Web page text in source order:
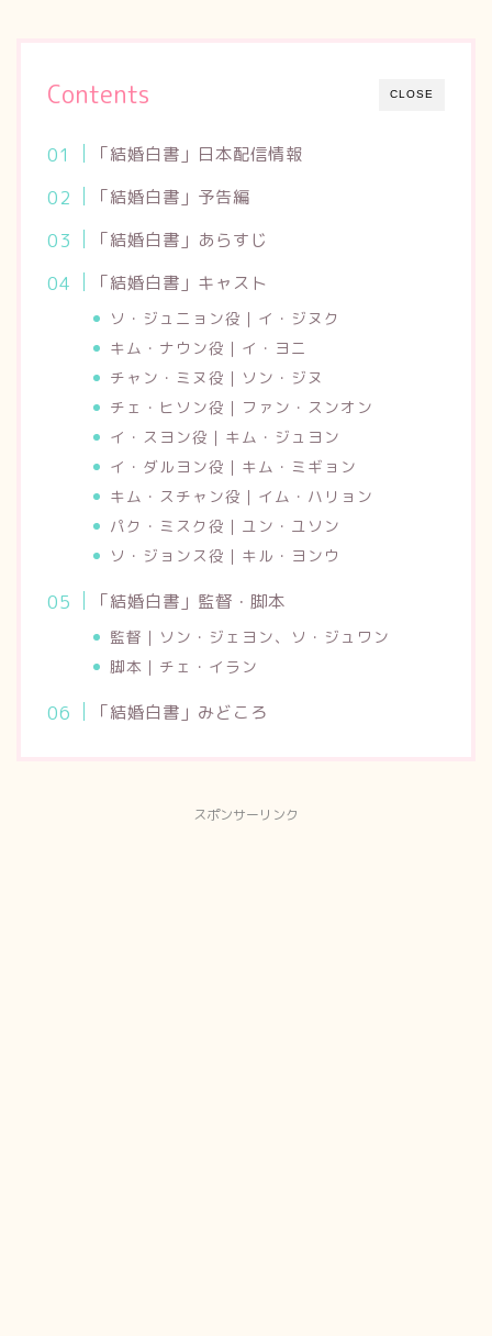
CLOSE
Contents
「結婚白書」日本配信情報
「結婚白書」予告編
「結婚白書」あらすじ
「結婚白書」キャスト
ソ・ジュニョン役｜イ・ジヌク
キム・ナウン役｜イ・ヨニ
チャン・ミヌ役｜ソン・ジヌ
チェ・ヒソン役｜ファン・スンオン
イ・スヨン役｜キム・ジュヨン
イ・ダルヨン役｜キム・ミギョン
キム・スチャン役｜イム・ハリョン
パク・ミスク役｜ユン・ユソン
ソ・ジョンス役｜キル・ヨンウ
「結婚白書」監督・脚本
監督｜ソン・ジェヨン、ソ・ジュワン
脚本｜チェ・イラン
「結婚白書」みどころ
スポンサーリンク